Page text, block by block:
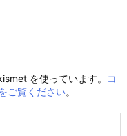
を使っています。
コ
ご覧ください。